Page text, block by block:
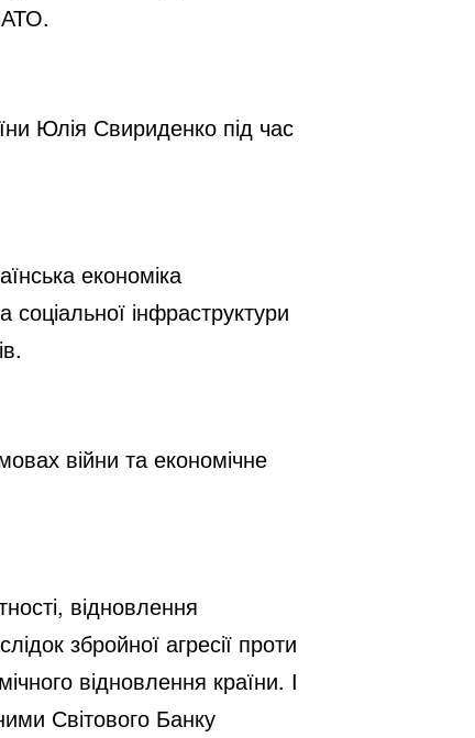
Юлія Свириденко під час
економіка
інфраструктури
війни та економічне
відновлення
збройної агресії проти
відновлення країни. І
Світового Банку